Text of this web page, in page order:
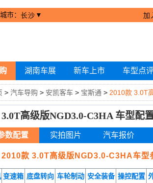
市： 长沙 ▼ 加
湖南车展 新车上市 车型点
> 汽车导购 > 安凯客车 > 宝斯通 > 2010款 3.0T
高级版NGD3.0-C3HA 车型配
数配置 实拍图片 汽车报价
2010款 3.0T高级版NGD3.0-C3HA车型
变速箱 底盘转向 车轮制动 安全装备 操控配置